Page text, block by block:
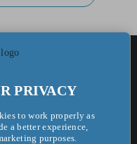
PRIVACY
to work properly as
a better experience,
purposes.